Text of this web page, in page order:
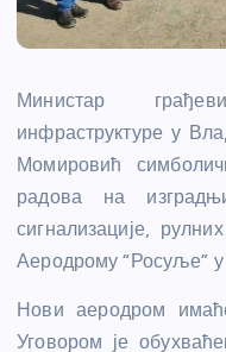
Министар
инфраструктуре у
Момировић
радова на
сигнализације,
Аеродрому “Росуље”
Нови аеродром
Уговором је